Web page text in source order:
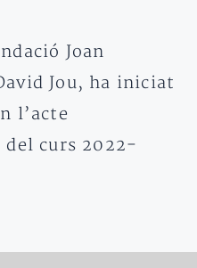
Joan
Jou, ha iniciat
l’acte
del curs 2022-